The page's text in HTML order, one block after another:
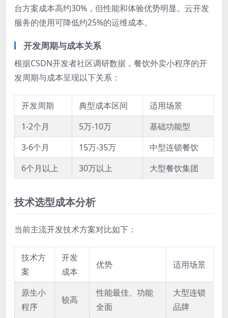
台方案成本高约30%，但性能和体验优势明显。云开发
服务的使用可降低约25%的运维成本。
开发周期与成本关系
根据CSDN开发者社区调研数据，餐饮外卖小程序的开
发周期与成本呈现以下关系：
开发周期 典型成本区间
适用场景
1-2个月
5万-10万
基础功能型
3-6个月
15万-35万
中型连锁餐饮
6个月以上
30万以上 大型餐饮集团
技术选型成本分析
当前主流开发技术方案对比如下：
技术方
案
开发
成本
优势 适用场景
原生小
程序
较高
性能最佳、功能
全面
大型连锁
品牌